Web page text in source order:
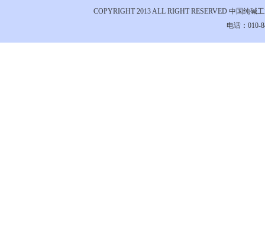
COPYRIGHT 2013 ALL RIGHT RESERVED 中国纯碱
电话：010-